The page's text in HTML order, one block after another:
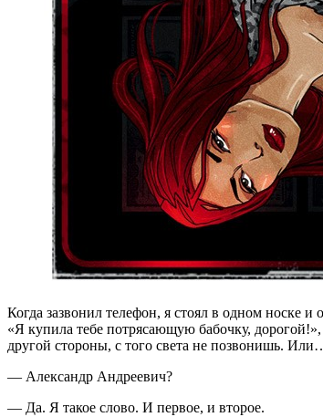
Когда зазвонил телефон, я стоял в одном носке
«Я купила тебе потрясающую бабочку,
другой стороны, с того света не позвонишь.
— Александр Андреевич?
— Да. Я такое слово. И первое, и второе.